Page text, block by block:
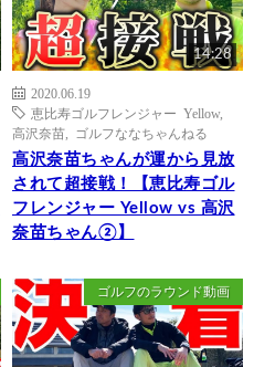
14:28
2020.06.19
恵比寿ゴルフレンジャー Yellow,
高沢奈苗
ゴルフななちゃんねる
高沢奈苗ちゃんが運から見放
されて超接戦！【恵比寿ゴル
フレンジャー Yellow vs 高沢
奈苗ちゃん②】
ゴルフのラウンド動画